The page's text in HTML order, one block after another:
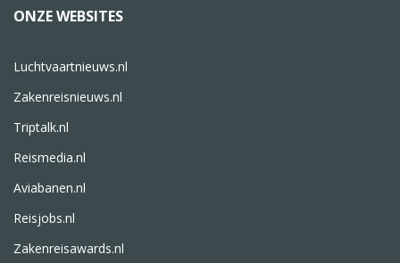
ONZE WEBSITES
Luchtvaartnieuws.nl
Zakenreisnieuws.nl
Triptalk.nl
Reismedia.nl
Aviabanen.nl
Reisjobs.nl
Zakenreisawards.nl